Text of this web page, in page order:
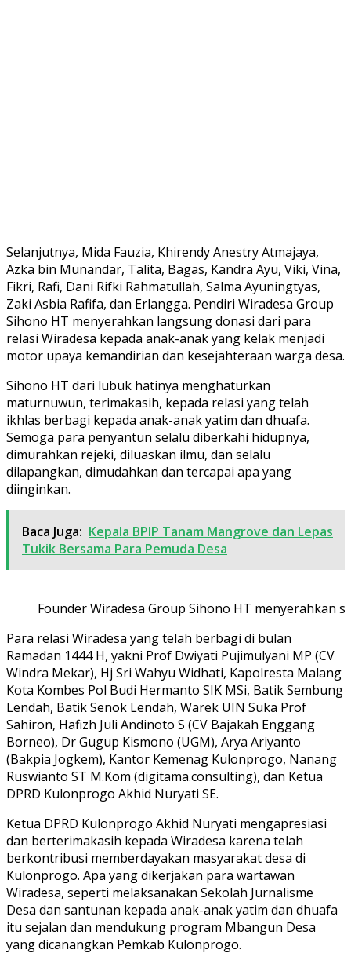
Selanjutnya, Mida Fauzia, Khirendy Anestry Atmajaya,
Azka bin Munandar, Talita, Bagas, Kandra Ayu, Viki, Vina,
Fikri, Rafi, Dani Rifki Rahmatullah, Salma Ayuningtyas,
Zaki Asbia Rafifa, dan Erlangga. Pendiri Wiradesa Group
Sihono HT menyerahkan langsung donasi dari para
relasi Wiradesa kepada anak-anak yang kelak menjadi
motor upaya kemandirian dan kesejahteraan warga desa.
Sihono HT dari lubuk hatinya menghaturkan
maturnuwun, terimakasih, kepada relasi yang telah
ikhlas berbagi kepada anak-anak yatim dan dhuafa.
Semoga para penyantun selalu diberkahi hidupnya,
dimurahkan rejeki, diluaskan ilmu, dan selalu
dilapangkan, dimudahkan dan tercapai apa yang
diinginkan.
Baca Juga: Kepala BPIP Tanam Mangrove dan Lepas
Tukik Bersama Para Pemuda Desa
Founder Wiradesa Group Sihono HT menyerahkan
Para relasi Wiradesa yang telah berbagi di bulan
Ramadan 1444 H, yakni Prof Dwiyati Pujimulyani MP (CV
Windra Mekar), Hj Sri Wahyu Widhati, Kapolresta Malang
Kota Kombes Pol Budi Hermanto SIK MSi, Batik Sembung
Lendah, Batik Senok Lendah, Warek UIN Suka Prof
Sahiron, Hafizh Juli Andinoto S (CV Bajakah Enggang
Borneo), Dr Gugup Kismono (UGM), Arya Ariyanto
(Bakpia Jogkem), Kantor Kemenag Kulonprogo, Nanang
Ruswianto ST M.Kom (digitama.consulting), dan Ketua
DPRD Kulonprogo Akhid Nuryati SE.
Ketua DPRD Kulonprogo Akhid Nuryati mengapresiasi
dan berterimakasih kepada Wiradesa karena telah
berkontribusi memberdayakan masyarakat desa di
Kulonprogo. Apa yang dikerjakan para wartawan
Wiradesa, seperti melaksanakan Sekolah Jurnalisme
Desa dan santunan kepada anak-anak yatim dan dhuafa
itu sejalan dan mendukung program Mbangun Desa
yang dicanangkan Pemkab Kulonprogo.